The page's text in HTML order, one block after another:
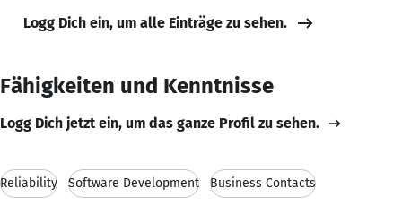
Logg Dich ein, um alle Einträge zu sehen.
Fähigkeiten und Kenntnisse
Logg Dich jetzt ein, um das ganze Profil zu sehen.
Reliability Software Development Business Contacts